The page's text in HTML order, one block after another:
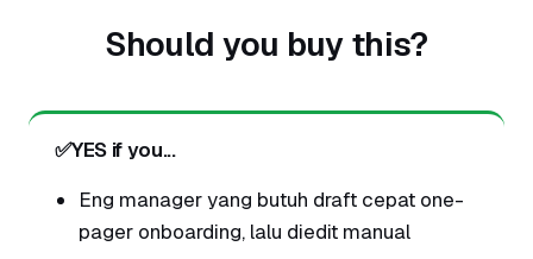
Should you buy this?
✅YES if you...
Eng manager yang butuh draft cepat one-
pager onboarding, lalu diedit manual